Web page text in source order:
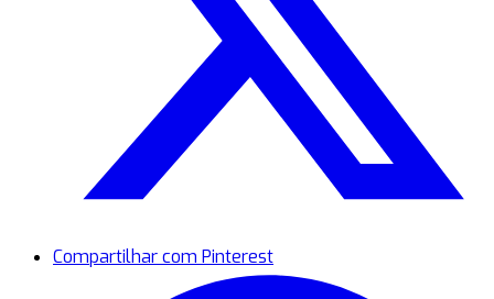
Compartilhar com Pinterest